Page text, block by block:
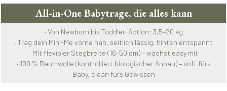
All-in-One Babytrage, die alles kann
· Von Newborn bis Toddler-Action: 3,5–20 kg
· Trag dein Mini-Me vorne nah, seitlich lässig, hinten entspannt
· Mit flexibler Stegbreite (16–50 cm) – wächst easy mit
· 100 % Baumwolle (kontrolliert biologischer Anbau) – soft fürs
Baby, clean fürs Gewissen